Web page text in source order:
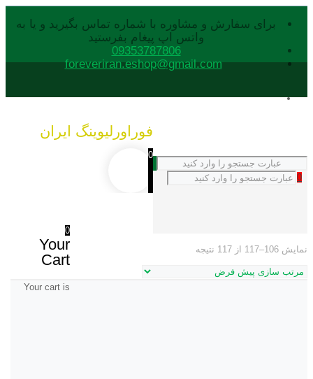
برای سفارش و مشاوره با شماره تماس بگیرید و یا به
واتس اپ پیغام بفرستید
09353787806
foreveriran.eshop@gmail.com
0
فوراورلیوینگ ایران
نمایش 106–117 از 117 نتیجه
0
0
Your
Cart
Your cart is